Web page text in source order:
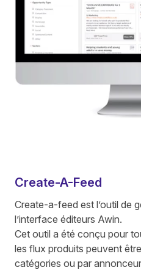
Create-A-Feed
Create-a-feed est l’outil de
l’interface éditeurs Awin.
Cet outil a été conçu pour
les flux produits peuvent
catégories ou par